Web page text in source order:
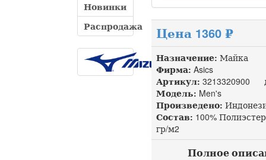
Новинки
Распродажа
Цена 1360 ₽
Назначение: Майка
Фирма: Asics
Артикул: 3213320900
Модель: Men's
Произведено:
Состав: 100%
гр/м2
Полное